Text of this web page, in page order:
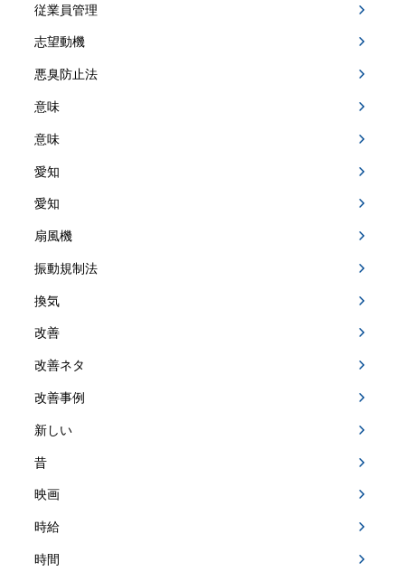
従業員管理
志望動機
悪臭防止法
意味
意味
愛知
愛知
扇風機
振動規制法
換気
改善
改善ネタ
改善事例
新しい
昔
映画
時給
時間